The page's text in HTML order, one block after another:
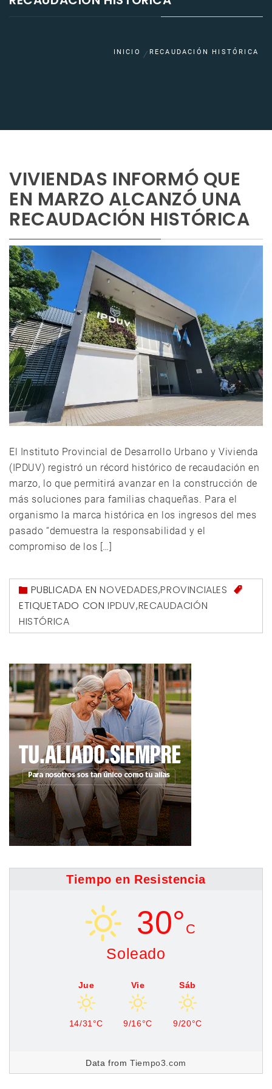
INICIO RECAUDACIÓN HISTÓRICA
VIVIENDAS INFORMÓ QUE
EN MARZO ALCANZÓ UNA
RECAUDACIÓN HISTÓRICA
El Instituto Provincial de Desarrollo Urbano y Vivienda
(IPDUV) registró un récord histórico de recaudación en
marzo, lo que permitirá avanzar en la construcción de
más soluciones para familias chaqueñas. Para el
organismo la marca histórica en los ingresos del mes
pasado “demuestra la responsabilidad y el
compromiso de los […]
PUBLICADA ENNOVEDADES,PROVINCIALES
ETIQUETADO CON IPDUV,RECAUDACIÓN
HISTÓRICA
Tiempo en Resistencia
30° C
Soleado
Jue
14/31°C
Vie
9/16°C
Sáb
9/20°C
Data fromTiempo3.com